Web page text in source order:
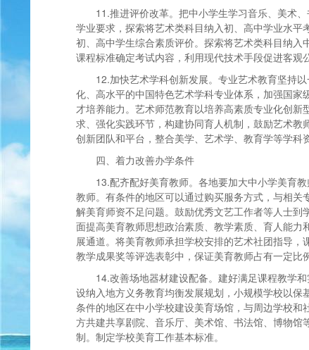
11.推进评价改革。把中小学生学习音乐、美术
学业要求，探索将艺术类科目纳入初、高中学业水
初、高中学生综合素质评价。探索将艺术类科目纳
课程标准确定考试内容，利用现代技术手段促进客观
12.加快艺术学科创新发展。专业艺术教育坚持
化、高水平的中国特色艺术学科专业体系，加强国
才培养能力。艺术师范教育以培养高素质专业化创
求、强化实践环节，构建协同育人机制，鼓励艺术
创新团队和平台，整合美学、艺术学、教育学等学科
四、着力改善办学条件
13.配齐配好美育教师。各地要加大中小学美育
教师。有条件的地区可以通过购买服务方式，与相
解美育师资不足问题。鼓励优秀文艺工作者等人士
面提高美育教师思想政治素质、教学素质、育人能
展通道。将美育教师承担学校安排的艺术社团指导
教学成果奖等评选表彰中，保证美育教师占有一定比例
14.改善场地器材建设配备。建好满足课程教学
设纳入地方义务教育均衡发展规划，小规模学校以
条件的地区在中小学校建设美育场馆，与周边学校
方共建共享剧院、音乐厅、美术馆、书法馆、博物
制。制定学校美育工作基本标准。